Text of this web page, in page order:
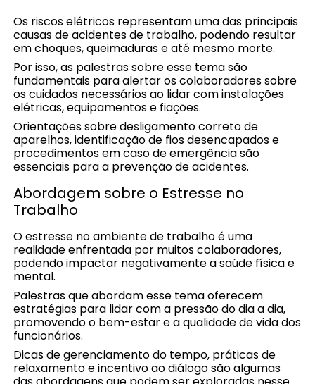
Os riscos elétricos representam uma das principais
causas de acidentes de trabalho, podendo resultar
em choques, queimaduras e até mesmo morte.
Por isso, as palestras sobre esse tema são
fundamentais para alertar os colaboradores sobre
os cuidados necessários ao lidar com instalações
elétricas, equipamentos e fiações.
Orientações sobre desligamento correto de
aparelhos, identificação de fios desencapados e
procedimentos em caso de emergência são
essenciais para a prevenção de acidentes.
Abordagem sobre o Estresse no
Trabalho
O estresse no ambiente de trabalho é uma
realidade enfrentada por muitos colaboradores,
podendo impactar negativamente a saúde física e
mental.
Palestras que abordam esse tema oferecem
estratégias para lidar com a pressão do dia a dia,
promovendo o bem-estar e a qualidade de vida dos
funcionários.
Dicas de gerenciamento do tempo, práticas de
relaxamento e incentivo ao diálogo são algumas